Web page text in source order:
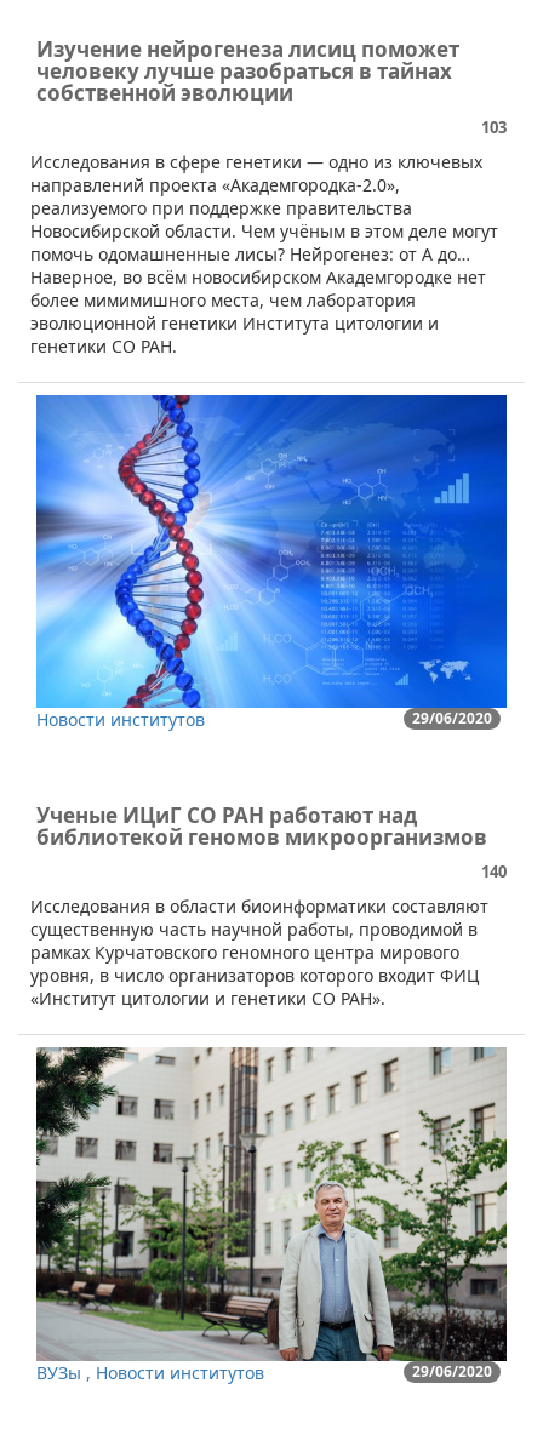
Изучение нейрогенеза лисиц поможет
человеку лучше разобраться в тайнах
собственной эволюции
103
Исследования в сфере генетики — одно из ключевых
направлений проекта «Академгородка-2.0»,
реализуемого при поддержке правительства
Новосибирской области. Чем учёным в этом деле могут
помочь одомашненные лисы? Нейрогенез: от А до…
Наверное, во всём новосибирском Академгородке нет
более мимимишного места, чем лаборатория
эволюционной генетики Института цитологии и
генетики СО РАН.
29/06/2020
Новости институтов
Ученые ИЦиГ СО РАН работают над
библиотекой геномов микроорганизмов
140
​Исследования в области биоинформатики составляют
существенную часть научной работы, проводимой в
рамках Курчатовского геномного центра мирового
уровня, в число организаторов которого входит ФИЦ
«Институт цитологии и генетики СО РАН».
29/06/2020
ВУЗы , Новости институтов